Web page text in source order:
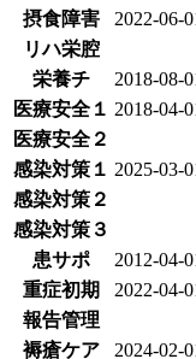
摂食障害
2022-06-
リハ栄腔
栄養チ
2018-08-
医療安全１ 2018-04-
医療安全２
感染対策１ 2025-03-
感染対策２
感染対策３
患サポ
2012-04-
重症初期
2022-04-
報告管理
褥瘡ケア
2024-02-